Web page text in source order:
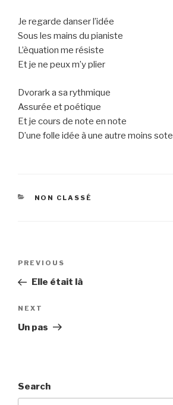
Je regarde danser l’idée
Sous les mains du pianiste
L’èquation me résiste
Et je ne peux m’y plier
Dvorark a sa rythmique
Assurée et poétique
Et je cours de note en note
D’une folle idée à une autre moins sote
CATEGORIES
NON CLASSÉ
Previous
Post
PREVIOUS
Elle était là
Next
Post
NEXT
Un pas
Search